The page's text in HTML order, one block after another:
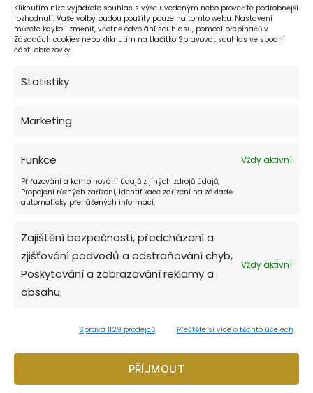
Kliknutím níže vyjádřete souhlas s výše uvedeným nebo proveďte podrobnější
rozhodnutí. Vaše volby budou použity pouze na tomto webu. Nastavení
můžete kdykoli změnit, včetně odvolání souhlasu, pomocí přepínačů v
Zásadách cookies nebo kliknutím na tlačítko Spravovat souhlas ve spodní
části obrazovky.
Statistiky
Marketing
Funkce Vždy aktivní
Přiřazování a kombinování údajů z jiných zdrojů údajů,
Propojení různých zařízení, Identifikace zařízení na základě
automaticky přenášených informací.
Zajištění bezpečnosti, předcházení a
zjišťování podvodů a odstraňování chyb,
Poskytování a zobrazování reklamy a
obsahu.
Vždy aktivní
Správa 1129 prodejců Přečtěte si více o těchto účelech
PŘÍJMOUT
denně 10:00 - 22:00
Restaurant Don Julius:
denně 11:00 - 22:00
18:30 - 3:00
V mimosezóně se může otevírací doba lišit.